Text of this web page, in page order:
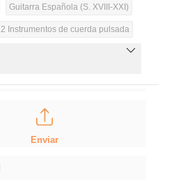
Guitarra Española (S. XVIII-XXI)
2 Instrumentos de cuerda pulsada
Enviar